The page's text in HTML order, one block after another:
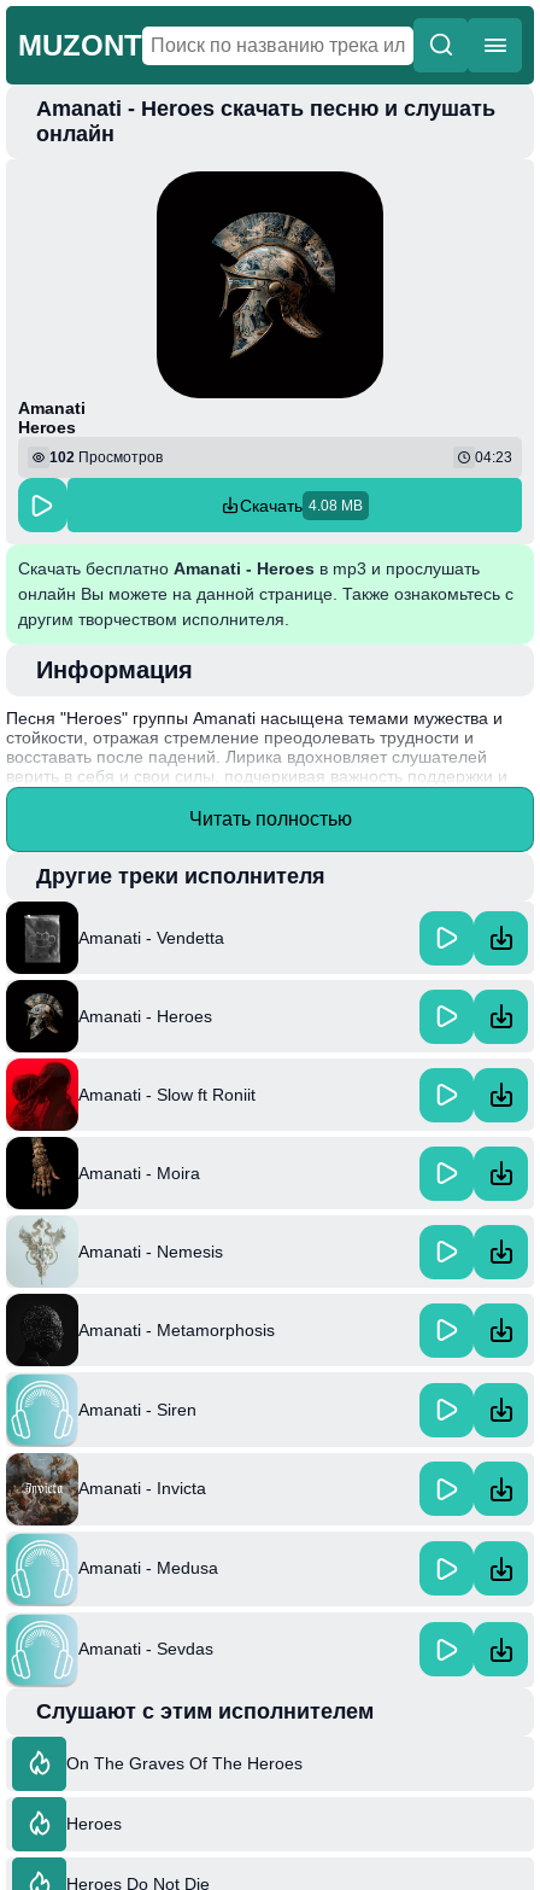
MUZONT
Главная
Amanati - Heroes скачать песню и слушать
онлайн
Amanati
Heroes
102 Просмотров 04:23
Скачать 4.08 MB
Скачать бесплатно Amanati - Heroes в mp3 и прослушать
онлайн Вы можете на данной странице. Также ознакомьтесь с
другим творчеством исполнителя.
Информация
Песня "Heroes" группы Amanati насыщена темами мужества и
стойкости, отражая стремление преодолевать трудности и
восставать после падений. Лирика вдохновляет слушателей
верить в себя и свои силы, подчеркивая важность поддержки и
единства в лицах испытаний. Мелодия, сочетающая мощные
вокалы с энергичными инструментами, создает атмосферу
преграды.
Интересный факт: группа Amanati была основана в 2015 году и с
тех пор закрепила за собой репутацию талантливого
исполнителя на сцене современной музыки.
Читать полностью
Другие треки исполнителя
Amanati - Vendetta
Amanati - Heroes
Amanati - Slow ft Roniit
Amanati - Moira
Amanati - Nemesis
Amanati - Metamorphosis
Amanati - Siren
Amanati - Invicta
Amanati - Medusa
Amanati - Sevdas
Слушают с этим исполнителем
On The Graves Of The Heroes
Heroes
Heroes Do Not Die